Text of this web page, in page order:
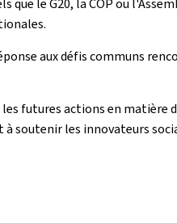
aux défis communs
futures actions en matière
soutenir les innovateurs